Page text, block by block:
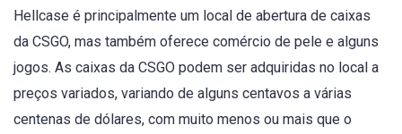
Hellcase é principalmente um local de abertura de caixas
da CSGO, mas também oferece comércio de pele e alguns
jogos. As caixas da CSGO podem ser adquiridas no local a
preços variados, variando de alguns centavos a várias
centenas de dólares, com muito menos ou mais que o